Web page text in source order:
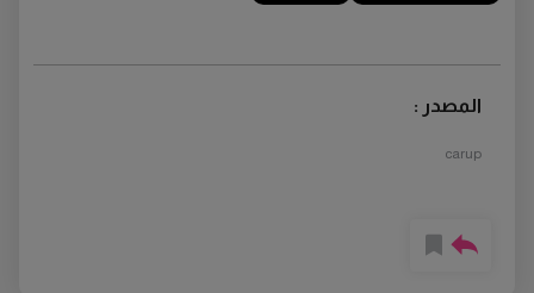
المصدر :
carup